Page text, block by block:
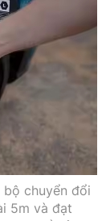
bộ chuyển đổi
5m và đạt